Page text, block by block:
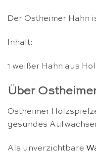
Der Ostheimer Hahn
Inhalt:
1 weißer Hahn aus
Über
Ostheimer
gesundes
Als unverzichtbare